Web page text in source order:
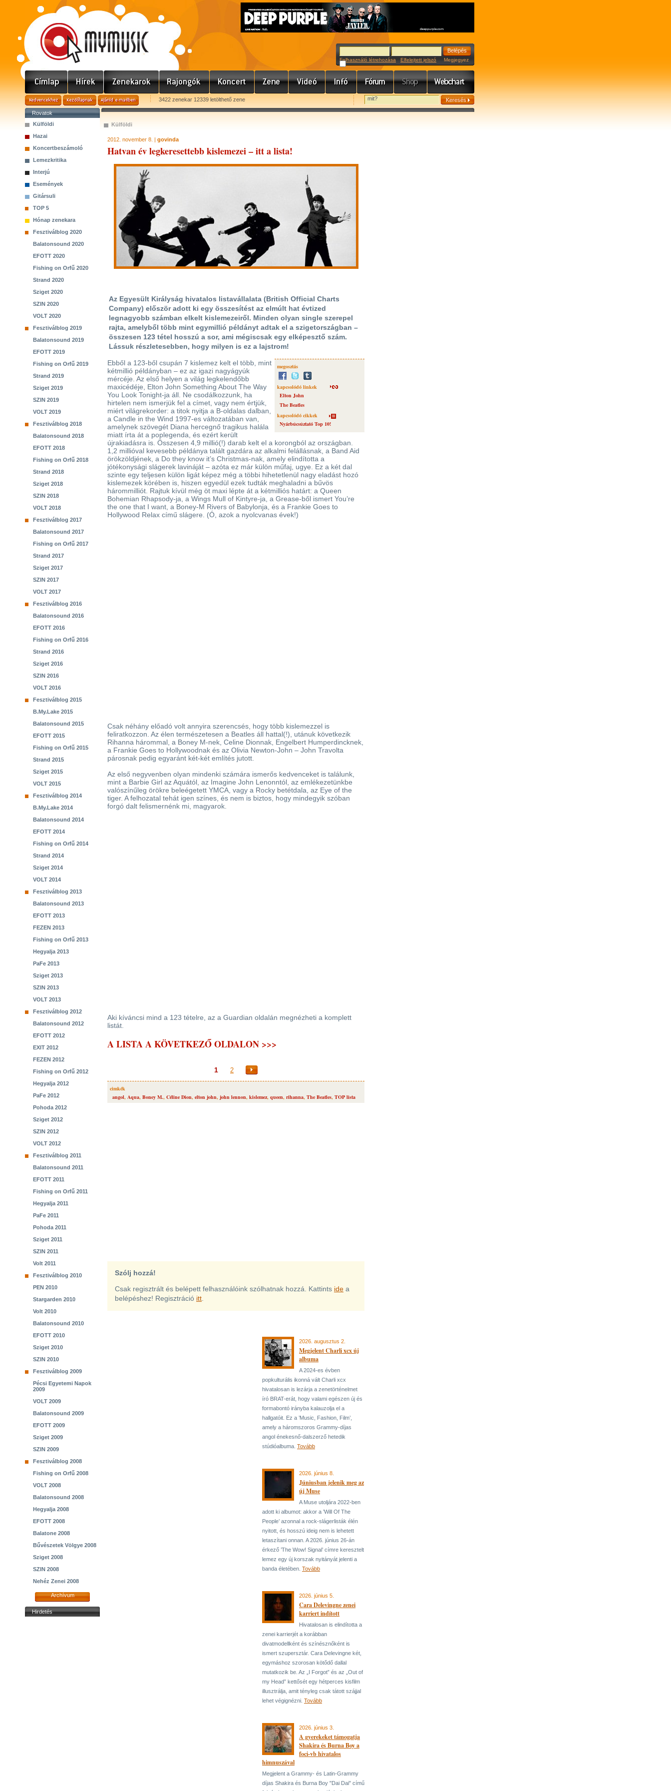
Felhasználó létrehozása Elfelejtett jelszó Megjegyez
3422 zenekar 12339 letölthető zene
Rovatok
Külföldi
Hazai
Koncertbeszámoló
Lemezkritika
Interjú
Események
Gitársuli
TOP 5
Hónap zenekara
Fesztiválblog 2020
Balatonsound 2020
EFOTT 2020
Fishing on Orfű 2020
Strand 2020
Sziget 2020
SZIN 2020
VOLT 2020
Fesztiválblog 2019
Balatonsound 2019
EFOTT 2019
Fishing on Orfű 2019
Strand 2019
Sziget 2019
SZIN 2019
VOLT 2019
Fesztiválblog 2018
Balatonsound 2018
EFOTT 2018
Fishing on Orfű 2018
Strand 2018
Sziget 2018
SZIN 2018
VOLT 2018
Fesztiválblog 2017
Balatonsound 2017
Fishing on Orfű 2017
Strand 2017
Sziget 2017
SZIN 2017
VOLT 2017
Fesztiválblog 2016
Balatonsound 2016
EFOTT 2016
Fishing on Orfű 2016
Strand 2016
Sziget 2016
SZIN 2016
VOLT 2016
Fesztiválblog 2015
B.My.Lake 2015
Balatonsound 2015
EFOTT 2015
Fishing on Orfű 2015
Strand 2015
Sziget 2015
VOLT 2015
Fesztiválblog 2014
B.My.Lake 2014
Balatonsound 2014
EFOTT 2014
Fishing on Orfű 2014
Strand 2014
Sziget 2014
VOLT 2014
Fesztiválblog 2013
Balatonsound 2013
EFOTT 2013
FEZEN 2013
Fishing on Orfű 2013
Hegyalja 2013
PaFe 2013
Sziget 2013
SZIN 2013
VOLT 2013
Fesztiválblog 2012
Balatonsound 2012
EFOTT 2012
EXIT 2012
FEZEN 2012
Fishing on Orfű 2012
Hegyalja 2012
PaFe 2012
Pohoda 2012
Sziget 2012
SZIN 2012
VOLT 2012
Fesztiválblog 2011
Balatonsound 2011
EFOTT 2011
Fishing on Orfű 2011
Hegyalja 2011
PaFe 2011
Pohoda 2011
Sziget 2011
SZIN 2011
Volt 2011
Fesztiválblog 2010
PEN 2010
Stargarden 2010
Volt 2010
Balatonsound 2010
EFOTT 2010
Sziget 2010
SZIN 2010
Fesztiválblog 2009
Pécsi Egyetemi Napok
2009
VOLT 2009
Balatonsound 2009
EFOTT 2009
Sziget 2009
SZIN 2009
Fesztiválblog 2008
Fishing on Orfű 2008
VOLT 2008
Balatonsound 2008
Hegyalja 2008
EFOTT 2008
Balatone 2008
Bűvészetek Völgye 2008
Sziget 2008
SZIN 2008
Nehéz Zenei 2008
Archívum
Hirdetés
Külföldi
2012. november 8. | govinda
Hatvan év legkeresettebb kislemezei – itt a lista!
Az Egyesült Királyság hivatalos listavállalata (British Official Charts
Company) először adott ki egy összesítést az elmúlt hat évtized
legnagyobb számban elkelt kislemezeiről. Minden olyan single szerepel
rajta, amelyből több mint egymillió példányt adtak el a szigetországban –
összesen 123 tétel hosszú a sor, ami mégiscsak egy elképesztő szám.
Lássuk részletesebben, hogy milyen is ez a lajstrom!
megosztás
kapcsolódó linkek
Elton John
The Beatles
kapcsolódó cikkek
Nyárbúcsúztató Top 10!
Ebből a 123-ből csupán 7 kislemez kelt el több, mint
kétmillió példányban – ez az igazi nagyágyúk
mércéje. Az első helyen a világ legkelendőbb
maxicédéje, Elton John Something About The Way
You Look Tonight-ja áll. Ne csodálkozzunk, ha
hirtelen nem ismerjük fel a címet, vagy nem értjük,
miért világrekorder: a titok nyitja a B-oldalas dalban,
a Candle in the Wind 1997-es változatában van,
amelynek szövegét Diana hercegnő tragikus halála
miatt írta át a poplegenda, és ezért került
újrakiadásra is. Összesen 4,9 millió(!) darab kelt el a korongból az országban.
1,2 millióval kevesebb példánya talált gazdára az alkalmi felállásnak, a Band Aid
örökzöldjének, a Do they know it’s Christmas-nak, amely elindította a
jótékonysági slágerek lavináját – azóta ez már külön műfaj, ugye. Ez a két dal
szinte egy teljesen külön ligát képez még a többi hihetetlenül nagy eladást hozó
kislemezek körében is, hiszen egyedül ezek tudták meghaladni a bűvös
hárommilliót. Rajtuk kívül még öt maxi lépte át a kétmilliós határt: a Queen
Bohemian Rhapsody-ja, a Wings Mull of Kintyre-ja, a Grease-ből ismert You’re
the one that I want, a Boney-M Rivers of Babylonja, és a Frankie Goes to
Hollywood Relax című slágere. (Ó, azok a nyolcvanas évek!)
Csak néhány előadó volt annyira szerencsés, hogy több kislemezzel is
feliratkozzon. Az élen természetesen a Beatles áll hattal(!), utánuk következik
Rihanna hárommal, a Boney M-nek, Celine Dionnak, Engelbert Humperdincknek,
a Frankie Goes to Hollywoodnak és az Olivia Newton-John – John Travolta
párosnak pedig egyaránt két-két említés jutott.
Az első negyvenben olyan mindenki számára ismerős kedvenceket is találunk,
mint a Barbie Girl az Aquától, az Imagine John Lenonntól, az emlékezetünkbe
valószínűleg örökre beleégetett YMCA, vagy a Rocky betétdala, az Eye of the
tiger. A felhozatal tehát igen színes, és nem is biztos, hogy mindegyik szóban
forgó dalt felismernénk mi, magyarok.
Aki kíváncsi mind a 123 tételre, az a Guardian oldalán megnézheti a komplett
listát.
A LISTA A KÖVETKEZŐ OLDALON >>>
1 2
cimkék
angol, Aqua, Boney M., Céline Dion, elton john, john lennon, kislemez, queen, rihanna, The Beatles, TOP lista
Szólj hozzá!
Csak regisztrált és belépett felhasználóink szólhatnak hozzá. Kattints ide a
belépéshez! Regisztráció itt
2026. augusztus 2.
Megjelent Charli xcx új
albuma
A 2024-es évben
popkulturális ikonná vált Charli xcx
hivatalosan is lezárja a zenetörténelmet
író BRAT-erát, hogy valami egészen új és
formabontó irányba kalauzolja el a
hallgatóit. Ez a ’Music, Fashion, Film’,
amely a háromszoros Grammy-díjas
angol énekesnő-dalszerző hetedik
stúdióalbuma. Tovább
2026. június 8.
Júniusban jelenik meg az
új Muse
A Muse utoljára 2022-ben
adott ki albumot: akkor a ’Will Of The
People’ azonnal a rock-slágerlisták élén
nyitott, és hosszú ideig nem is lehetett
letaszítani onnan. A 2026. június 26-án
érkező ’The Wow! Signal’ címre keresztelt
lemez egy új korszak nyitányát jelenti a
banda életében. Tovább
2026. június 5.
Cara Delevingne zenei
karriert indított
Hivatalosan is elindította a
zenei karrierjét a korábban
divatmodellként és színésznőként is
ismert szupersztár. Cara Delevingne két,
egymáshoz szorosan kötődő dallal
mutatkozik be. Az „I Forgot” és az „Out of
my Head” kettősét egy hétperces kisfilm
illusztrálja, amit tényleg csak tátott szájjal
lehet végignézni. Tovább
2026. június 3.
A gyerekeket támogatja
Shakira és Burna Boy a
foci-vb hivatalos
himnuszával
Megjelent a Grammy- és Latin-Grammy
díjas Shakira és Burna Boy "Dai Dai" című